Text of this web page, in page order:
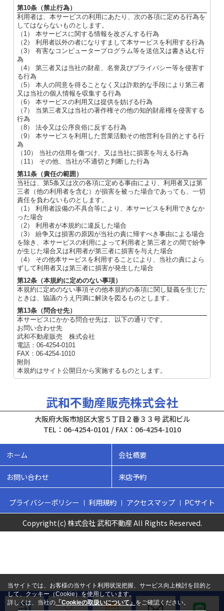
第10条（禁止行為）
利用者は、本サービスの利用にあたり、次の各項に定める行為を
してはならないものとします。
（1） 本サービスに関する情報を改ざんする行為
（2） 利用者以外の者になりすまして本サービスを利用する行為
（3） 有害なコンピュータープログラム等を送信又は書き込む行
為
（4） 第三者又は当社の財産、名誉及びプライバシー等を侵害す
る行為
（5） 本人の同意を得ることなく又は詐欺的な手段により第三者
又は当社の個人情報を収集する行為
（6） 本サービスの利用又は提供を妨げる行為
（7） 当第三者又は当社の著作権その他の知的財産権を侵害する
行為
（8） 法令又は公序良俗に反する行為
（9） 本サービスを利用した営業活動その他営利を目的とする行
為
（10） 当社の信用を傷つけ、又は当社に損害を与える行為
（11） その他、当社が不適切と判断した行為
第11条（責任の範囲）
当社は、第5条又は次の各項に定める事由により、利用者又は第
三者（他の利用者を含む）が損害を被った場合であっても、一切
責任を負わないものとします。
（1） 利用者設備の不具合等により、本サービスを利用できなか
った場合
（2） 利用者が本規約に違反した場合
（3） 紛争又は損害の原因が当社の責に帰すべき事由による場合
を除き、本サービスの利用によって利用者と第三者との間で紛争
が生じた場合又は利用者が第三者に損害を与えた場合
（4） その他本サービスを利用することにより、当社の責によら
ずして利用者又は第三者に損害が発生した場合
第12条（本規約に定めのない事項）
本規約に定めのない事項その他本規約の条項に関し疑義を生じた
ときは、協議のうえ円満に解決を図るものとします。
第13条（問合せ先）
本サービスにかかる問合せ先は、以下の通りです。
お問い合わせ先
武和不動産販売 株式会社
電話：06-4254-0101
FAX：06-4254-1010
附則
本規約はサイト公開日から実施するものとします。
武和不動産販売株式会社
大阪府大阪市旭区大宮５丁目２番３３号 武和ビル
TEL：06-4254-0101 / FAX：06-4254-1010
ホーム 会社概要
お問い合わせ 来店予約
プライバシーポリシー 利用規約 アクセスマップ
PCサイト
Copyright(c) 株式会社 武和不動産 All Rights Reserved.
当サイトでは、お客様の当サイト利用状況把握、サービス向上検討を目的と
して、クッキー（Cookie）を使用しています。
詳しくは、当社の 「Cookieの取扱いについて」 をご確認ください。